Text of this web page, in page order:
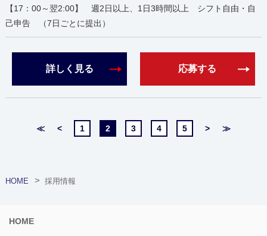
【17：00～翌2:00】 週2日以上、1日3時間以上 シフト自由・自
己申告 （7日ごとに提出）
詳しく見る 応募する
≪ < 1 2 3 4 5 > ≫
HOME 採用情報
HOME